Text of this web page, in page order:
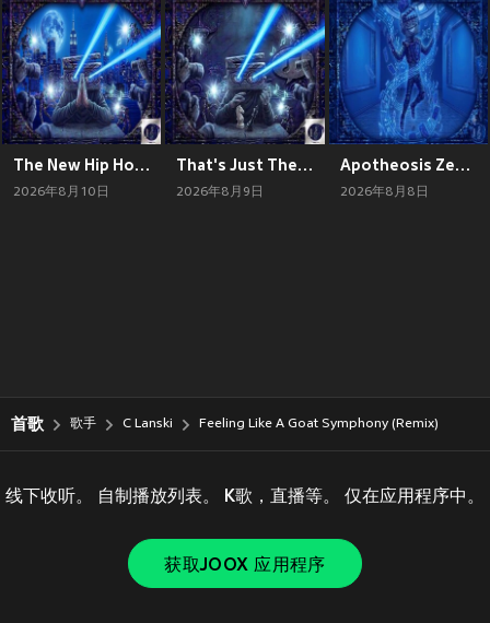
The New Hip Hop Savior
2026年8月10日
That's Just The Price Of Fame
2026年8月9日
Apotheosis Zenith:The Goated Theory
2026年8月8日
首歌 歌手 C Lanski Feeling Like A Goat Symphony (Remix)
线下收听。 自制播放列表。 K歌，直播等。 仅在应用程序中。
获取JOOX 应用程序